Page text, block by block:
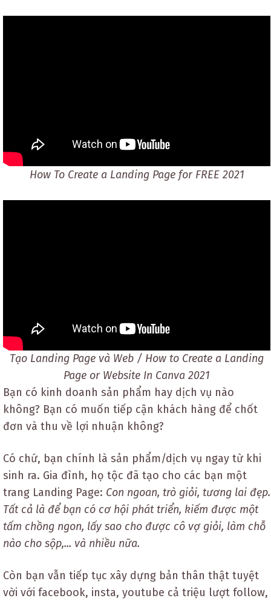
How To Create a Landing Page for FREE 2021
Tạo Landing Page và Web / How to Create a Landing
Page or Website In Canva 2021
Bạn có kinh doanh sản phẩm hay dịch vụ nào
không? Bạn có muốn tiếp cận khách hàng để chốt
đơn và thu về lợi nhuận không?
Có chứ, bạn chính là sản phẩm/dịch vụ ngay từ khi
sinh ra. Gia đình, họ tộc đã tạo cho các bạn một
trang Landing Page: Con ngoan, trò giỏi, tương lai đẹp.
Tất cả là để bạn có cơ hội phát triển, kiếm được một
tấm chồng ngon, lấy sao cho được cô vợ giỏi, làm chỗ
nào cho sộp,... và nhiều nữa.
Còn bạn vẫn tiếp tục xây dựng bản thân thật tuyệt
vời với facebook, insta, youtube cả triệu lượt follow,